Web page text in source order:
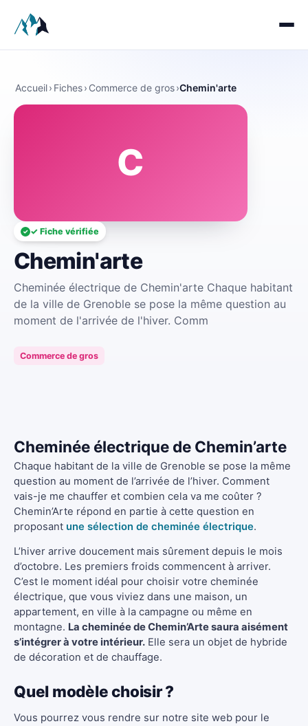
Accueil› Fiches› Commerce de gros›Chemin'arte
C
✓ Fiche vérifiée
Chemin'arte
Cheminée électrique de Chemin'arte Chaque habitant
de la ville de Grenoble se pose la même question au
moment de l'arrivée de l'hiver. Comm
Commerce de gros
Cheminée électrique de Chemin’arte
Chaque habitant de la ville de Grenoble se pose la même
question au moment de l’arrivée de l’hiver. Comment
vais-je me chauffer et combien cela va me coûter ?
Chemin’Arte répond en partie à cette question en
proposant une sélection de cheminée électrique.
L’hiver arrive doucement mais sûrement depuis le mois
d’octobre. Les premiers froids commencent à arriver.
C’est le moment idéal pour choisir votre cheminée
électrique, que vous viviez dans une maison, un
appartement, en ville à la campagne ou même en
montagne. La cheminée de Chemin’Arte saura aisément
s’intégrer à votre intérieur. Elle sera un objet de hybride
de décoration et de chauffage.
Quel modèle choisir ?
Vous pourrez vous rendre sur notre site web pour le